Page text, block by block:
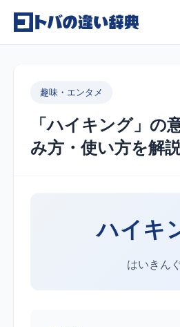
コンテンツへスキップ
趣味・エンタメ
「ハイキング」の
み方・使い方を解
ハイキ
はいきん